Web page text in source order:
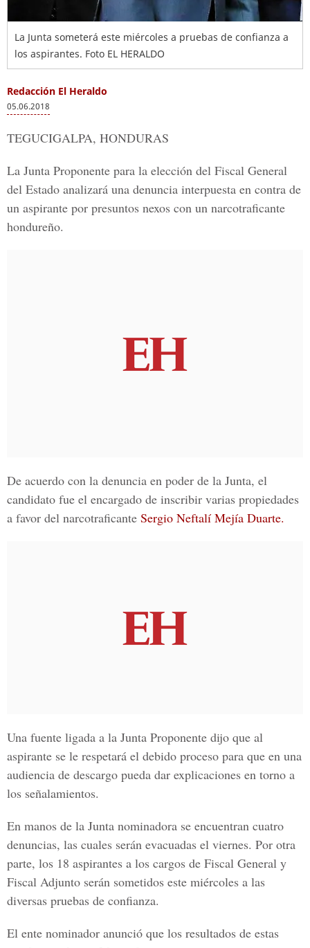
La Junta someterá este miércoles a pruebas de confianza a
los aspirantes. Foto EL HERALDO
Redacción El Heraldo
05.06.2018
TEGUCIGALPA, HONDURAS
La Junta Proponente para la elección del Fiscal General
del Estado analizará una denuncia interpuesta en contra de
un aspirante por presuntos nexos con un narcotraficante
hondureño.
De acuerdo con la denuncia en poder de la Junta, el
candidato fue el encargado de inscribir varias propiedades
a favor del narcotraficante Sergio Neftalí Mejía Duarte.
Una fuente ligada a la Junta Proponente dijo que al
aspirante se le respetará el debido proceso para que en una
audiencia de descargo pueda dar explicaciones en torno a
los señalamientos.
En manos de la Junta nominadora se encuentran cuatro
denuncias, las cuales serán evacuadas el viernes. Por otra
parte, los 18 aspirantes a los cargos de Fiscal General y
Fiscal Adjunto serán sometidos este miércoles a las
diversas pruebas de confianza.
El ente nominador anunció que los resultados de estas